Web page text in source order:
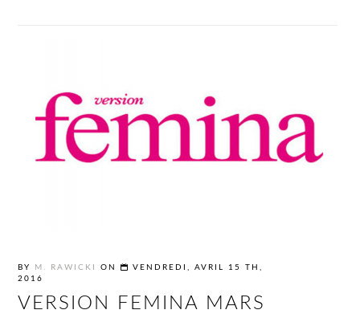
BY M. RAWICKI ON
VENDREDI, AVRIL 15 TH,
2016
VERSION FEMINA MARS